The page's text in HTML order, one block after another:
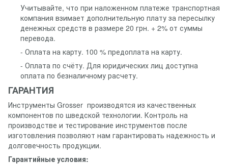
Учитывайте, что при наложенном платеже транспортная
компания взимает дополнительную плату за пересылку
денежных средств в размере 20 грн. + 2% от суммы
перевода.
- Оплата на карту. 100 % предоплата на карту.
- Оплата по счёту. Для юридических лиц доступна
оплата по безналичному расчету.
ГАРАНТИЯ
Инструменты Grosser производятся из качественных
компонентов по шведской технологии. Контроль на
производстве и тестирование инструментов после
изготовления позволяют нам гарантировать надежность и
долговечность продукции.
Гарантийные условия: